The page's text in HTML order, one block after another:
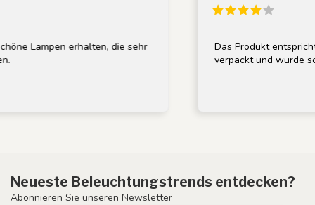
Lampen erhalten, die sehr
Das Produkt entspricht
verpackt und wurde
Neueste Beleuchtungstrends entdecken?
Abonnieren Sie unseren Newsletter